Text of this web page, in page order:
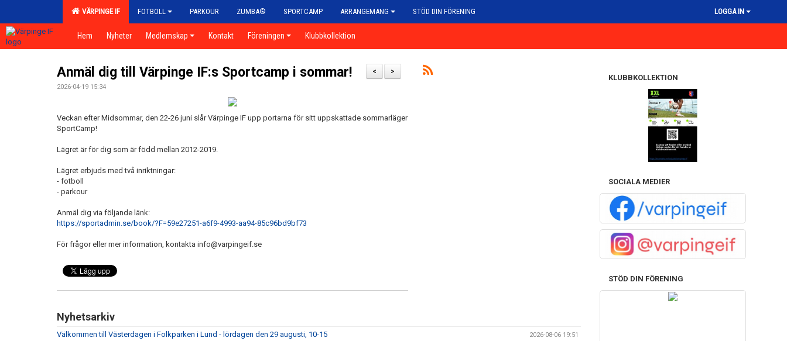
VÄRPINGE IF FOTBOLL PARKOUR ZUMBA® SPORTCAMP ARRANGEMANG STÖD DIN FÖRENING LOGGA IN
Hem Nyheter Medlemskap Kontakt Föreningen Klubbkollektion
>
<
Anmäl dig till Värpinge IF:s Sportcamp i sommar!
2026-04-19 15:34
Veckan efter Midsommar, den 22-26 juni slår Värpinge IF upp portarna för sitt uppskattade sommarläger
SportCamp!
Lägret är för dig som är född mellan 2012-2019.
Lägret erbjuds med två inriktningar:
- fotboll
- parkour
Anmäl dig via följande länk:
https://sportadmin.se/book/?F=59e27251-a6f9-4993-aa94-85c96bd9bf73
För frågor eller mer information, kontakta info@varpingeif.se
Nyhetsarkiv
Välkommen till Västerdagen i Folkparken i Lund - lördagen den 29 augusti, 10-15 2026-08-06 19:51
KLUBBKOLLEKTION
SOCIALA MEDIER
STÖD DIN FÖRENING